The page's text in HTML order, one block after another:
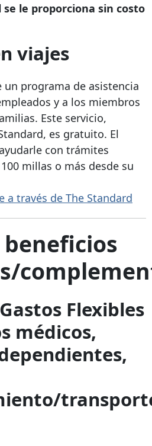
le proporciona sin costo
viajes
un programa de asistencia
y a los miembros
Este servicio,
es gratuito. El
con trámites
millas o más desde su
a través de The Standard
beneficios
Flexibles
médicos,